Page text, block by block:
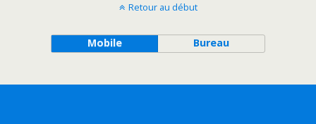
Retour au début
Mobile Bureau